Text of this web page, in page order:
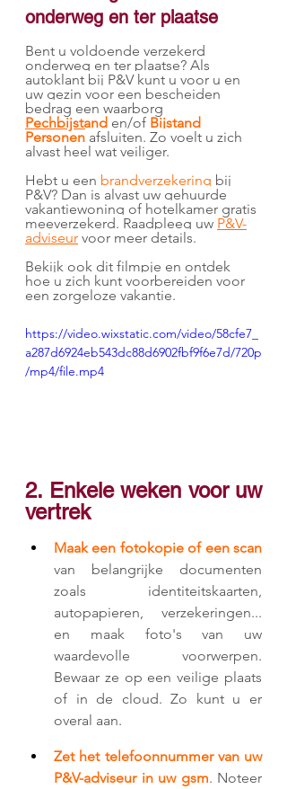
onderweg en ter plaatse
Bent u voldoende verzekerd
onderweg en ter plaatse? Als
autoklant bij P&V kunt u voor u en
uw gezin voor een bescheiden
bedrag een waarborg
Pechbijstand en/of Bijstand
Personen afsluiten. Zo voelt u zich
alvast heel wat veiliger.
Hebt u een brandverzekering bij
P&V? Dan is alvast uw gehuurde
vakantiewoning of hotelkamer gratis
meeverzekerd. Raadpleeg uw P&V-
adviseur voor meer details.
Bekijk ook dit filmpje en ontdek
hoe u zich kunt voorbereiden voor
een zorgeloze vakantie.
https://video.wixstatic.com/video/58cfe7_
a287d6924eb543dc88d6902fbf9f6e7d/720p
/mp4/file.mp4
2. Enkele weken voor uw
vertrek
Maak een fotokopie of een scan
van belangrijke documenten
zoals identiteitskaarten,
autopapieren, verzekeringen...
en maak foto's van uw
waardevolle voorwerpen.
Bewaar ze op een veilige plaats
of in de cloud. Zo kunt u er
overal aan.
Zet het telefoonnummer van uw
P&V-adviseur in uw gsm. Noteer